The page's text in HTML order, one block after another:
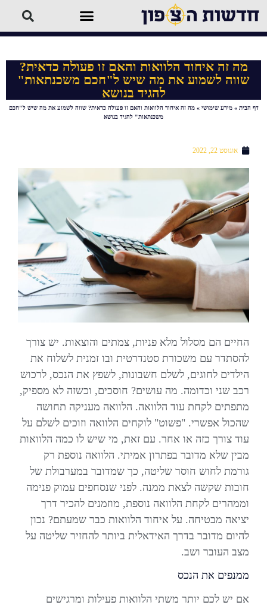
מה זה איחוד הלוואות והאם זו פעולה כדאית?
שווה לשמוע את מה שיש ל"חכם משכנתאות"
להגיד בנושא
דף הבית »מידע שימושי »מה זה איחוד הלוואות והאם זו פעולה כדאית? שווה לשמוע את מה שיש ל"חכם
משכנתאות" להגיד בנושא
אוגוסט 22, 2022
החיים הם מסלול מלא פניות, צמתים והוצאות. יש צורך
להסתדר עם משכורת סטנדרטית ובו זמנית לשלוח את
הילדים לחוגים, לשלם חשבונות, לשפץ את הנכס, לרכוש
רכב שני וכדומה. מה עושים? חוסכים, וכשזה לא מספיק,
מתפתים לקחת עוד הלוואה. הלוואה מעניקה תחושה
שהכול אפשרי. "פשוט" לוקחים הלוואה וזוכים לשלם על
עוד צורך כזה או אחר. עם זאת, מי שיש לו כמה הלוואות
מבין שלא מדובר בפתרון אמיתי. הלוואה נוספת רק
גורמת לחוש חוסר שליטה, כך שמדובר במערבולת של
חובות שקשה לצאת ממנה. לפני שנסחפים עמוק פנימה
וממהרים לקחת הלוואה נוספת, מוזמנים להכיר דרך
יציאה מבטיחה. על איחוד הלוואות כבר שמעתם? נכון
להיום מדובר בדרך האידאלית ביותר להחזיר שליטה על
מצב העובר ושב.
ממנפים את הנכס
אם יש לכם יותר משתי הלוואות פעילות ומרגישים